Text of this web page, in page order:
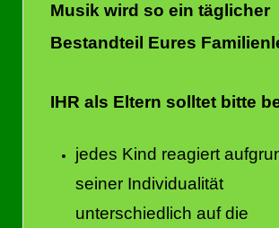
Musik wird so ein täglicher
Bestandteil Eures
IHR als Eltern solltet bitte
jedes Kind reagiert
seiner Individualität
unterschiedlich auf die